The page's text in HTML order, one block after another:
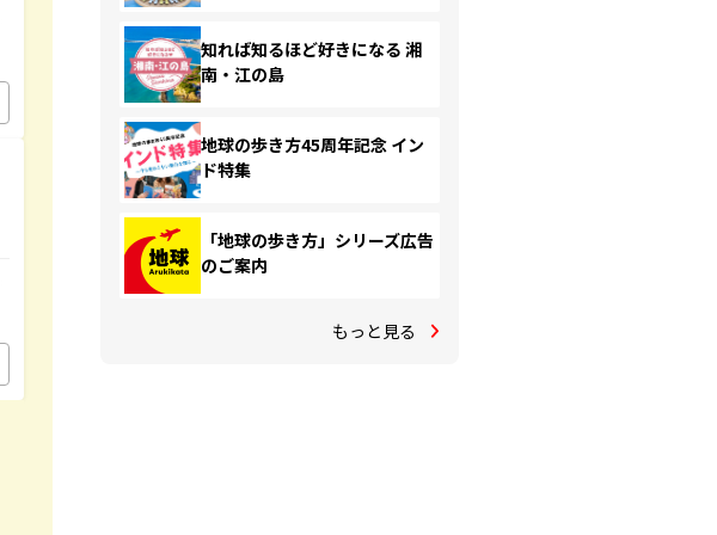
知れば知るほど好きになる 湘
南・江の島
地球の歩き方45周年記念 イン
ド特集
「地球の歩き方」シリーズ広告
のご案内
もっと見る